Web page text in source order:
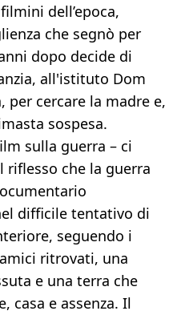
dell’epoca,
che segnò per
dopo decide di
all'istituto Dom
per cercare la madre e,
sospesa.
sulla guerra – ci
riflesso che la guerra
difficile tentativo di
seguendo i
ritrovati, una
e una terra che
casa e assenza. Il